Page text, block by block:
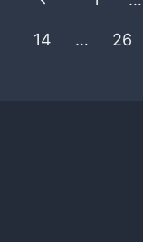
14 … 26